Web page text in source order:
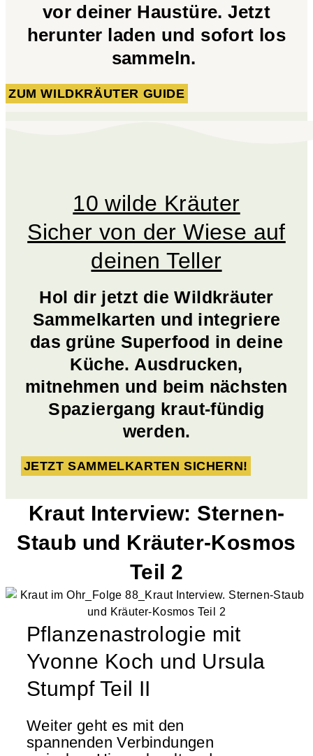
vor deiner Haustüre. Jetzt
herunter laden und sofort los
sammeln.
ZUM WILDKRÄUTER GUIDE
10 wilde Kräuter
Sicher von der Wiese auf
deinen Teller
Hol dir jetzt die Wildkräuter
Sammelkarten und integriere
das grüne Superfood in deine
Küche. Ausdrucken,
mitnehmen und beim nächsten
Spaziergang kraut-fündig
werden.
JETZT SAMMELKARTEN SICHERN!
Kraut Interview: Sternen-
Staub und Kräuter-Kosmos
Teil 2
Pflanzenastrologie mit
Yvonne Koch und Ursula
Stumpf Teil II
Weiter geht es mit den
spannenden Verbindungen